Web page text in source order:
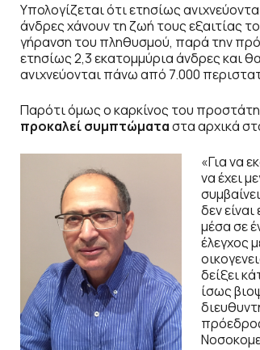
Υπολογίζεται ότι ετησίως
άνδρες χάνουν τη ζωή τους εξαιτίας
γήρανση του πληθυσμού, παρά την
ετησίως 2,3 εκατομμύρια άνδρες και
ανιχνεύονται πάνω από 7.000
Παρότι όμως ο καρκίνος του προστάτη
προκαλεί συμπτώματαστα αρχικά
«Για να
να έχει
δεν
μέσα σε
έλεγχος
δείξει
ίσως